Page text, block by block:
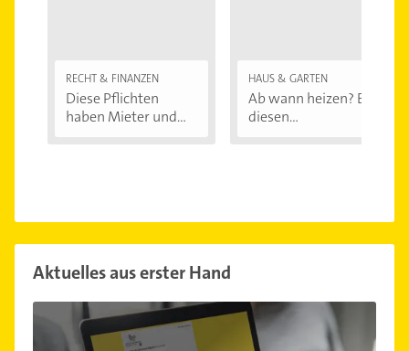
RECHT & FINANZEN
Diese Pflichten
haben Mieter und...
HAUS & GARTEN
Ab wann heizen? Bei
diesen
Aktuelles aus erster Hand